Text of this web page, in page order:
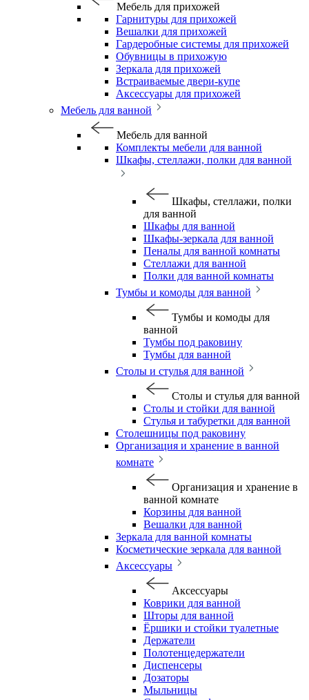
Мебель для прихожей
Гарнитуры для прихожей
Вешалки для прихожей
Гардеробные системы для прихожей
Обувницы в прихожую
Зеркала для прихожей
Встраиваемые двери-купе
Аксессуары для прихожей
Мебель для ванной
Мебель для ванной
Комплекты мебели для ванной
Шкафы, стеллажи, полки для ванной
Шкафы, стеллажи, полки
для ванной
Шкафы для ванной
Шкафы-зеркала для ванной
Пеналы для ванной комнаты
Стеллажи для ванной
Полки для ванной комнаты
Тумбы и комоды для ванной
Тумбы и комоды для
ванной
Тумбы под раковину
Тумбы для ванной
Столы и стулья для ванной
Столы и стулья для ванной
Столы и стойки для ванной
Стулья и табуретки для ванной
Столешницы под раковину
Организация и хранение в ванной
комнате
Организация и хранение в
ванной комнате
Корзины для ванной
Вешалки для ванной
Зеркала для ванной комнаты
Косметические зеркала для ванной
Аксессуары
Аксессуары
Коврики для ванной
Шторы для ванной
Ёршики и стойки туалетные
Держатели
Полотенцедержатели
Диспенсеры
Дозаторы
Мыльницы